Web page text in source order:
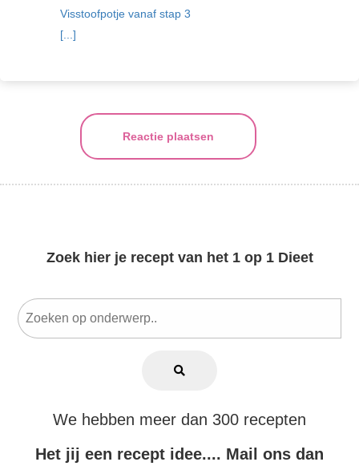
Visstoofpotje vanaf stap 3
[...]
Reactie plaatsen
Zoek hier je recept van het 1 op 1 Dieet
We hebben meer dan 300 recepten
Het jij een recept idee.... Mail ons dan